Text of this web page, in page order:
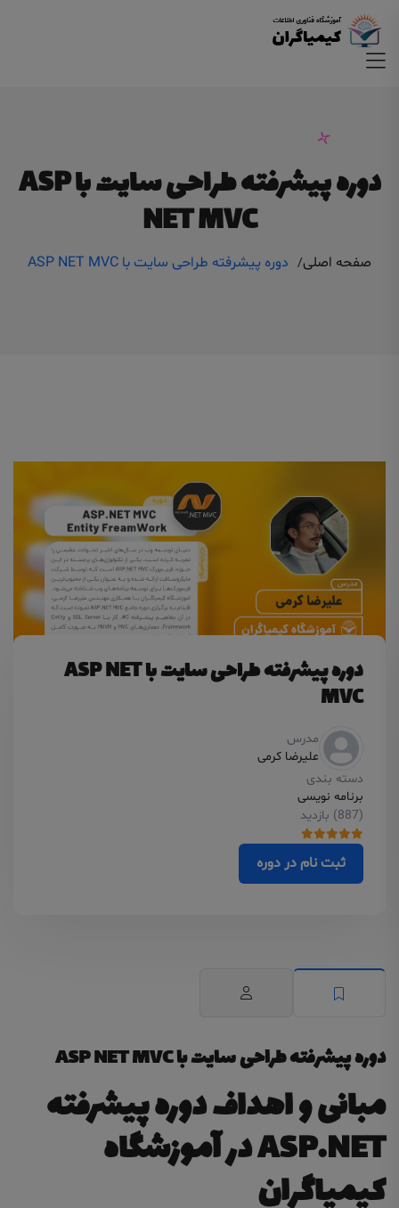
دوره پیشرفته طراحی سایت با ASP
NET MVC
صفحه اصلی دوره پیشرفته طراحی سایت با ASP NET MVC
دوره پیشرفته طراحی سایت با ASP NET
MVC
مدرس
علیرضا کرمی
دسته بندی
برنامه نویسی
(887) بازدید
ثبت نام در دوره
دوره پیشرفته طراحی سایت با ASP NET MVC
مبانی و اهداف دوره پیشرفته
ASP.NET در آموزشگاه
کیمیاگران